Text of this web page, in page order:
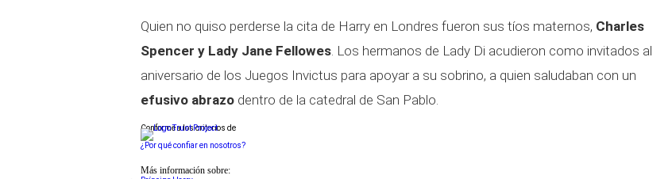
Quien no quiso perderse la cita de Harry en Londres fueron sus tíos maternos, Charles
Spencer y Lady Jane Fellowes. Los hermanos de Lady Di acudieron como invitados al
aniversario de los Juegos Invictus para apoyar a su sobrino, a quien saludaban con un
efusivo abrazo dentro de la catedral de San Pablo.
Conforme a los criterios de
¿Por qué confiar en nosotros?
Más información sobre: